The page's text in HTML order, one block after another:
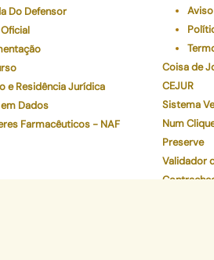
Do Defensor
e Residência Jurídica
Dados
Farmacêuticos - NAF
Coisa de
CEJUR
Sistema
Num
Preserve
Validador